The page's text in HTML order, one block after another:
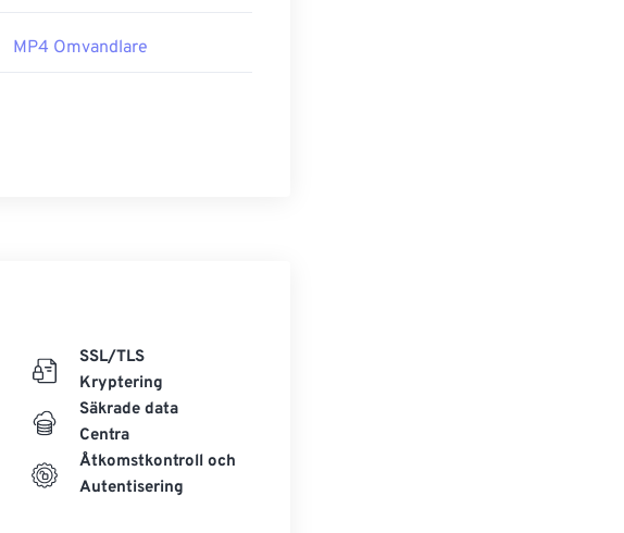
MP4 Omvandlare
SSL/TLS
Kryptering
Säkrade data
Centra
Åtkomstkontroll och
Autentisering